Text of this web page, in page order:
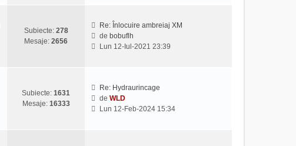
m
s
u
t
l
e
Subiecte: 278
Mesaje: 2656
Re: Înlocuire ambreiaj XM
de bobuflh
V
u
t
Lun 12-Iul-2021 23:39
Subiecte: 1631
Mesaje: 16333
Re: Hydraurincage
deWLD
V
Lun 12-Feb-2024 15:34